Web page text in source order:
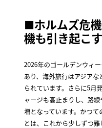
■ホルムズ危
機も引き起こす
2026年のゴールデンウィ
あり、海外旅行はアジア
られています。さらに5月
ャージも高止まりし、路
増となっています。かつ
とは、これから少しずつ